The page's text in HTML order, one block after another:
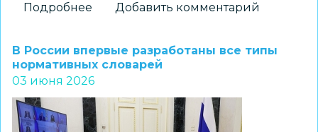
Подробнее
Новосибирске
проходит
окружное
совещание
с
Добавить комментарий
В России впервые разработаны все типы
нормативных словарей
03 июня 2026